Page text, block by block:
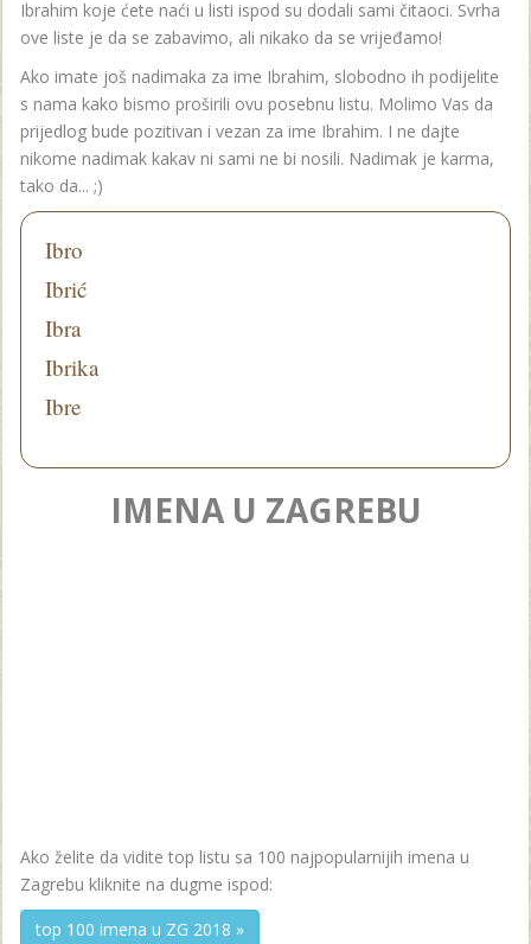
Ibrahim koje ćete naći u listi ispod su dodali sami čitaoci. Svrha
ove liste je da se zabavimo, ali nikako da se vrijeđamo!
Ako imate još nadimaka za ime Ibrahim, slobodno ih podijelite
s nama kako bismo proširili ovu posebnu listu. Molimo Vas da
prijedlog bude pozitivan i vezan za ime Ibrahim. I ne dajte
nikome nadimak kakav ni sami ne bi nosili. Nadimak je karma,
tako da... ;)
Ibro
Ibrić
Ibra
Ibrika
Ibre
IMENA U ZAGREBU
Ako želite da vidite top listu sa 100 najpopularnijih imena u
Zagrebu kliknite na dugme ispod:
top 100 imena u ZG 2018 »